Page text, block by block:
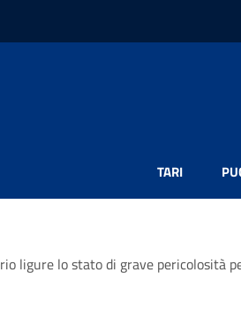
TARI
ligure lo stato di grave pericolosità